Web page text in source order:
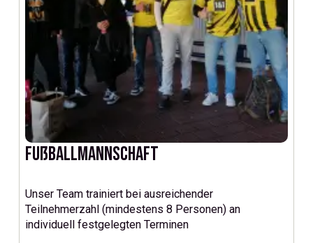
Fußballmannschaft
Unser Team trainiert bei ausreichender
Teilnehmerzahl (mindestens 8 Personen) an
individuell festgelegten Terminen